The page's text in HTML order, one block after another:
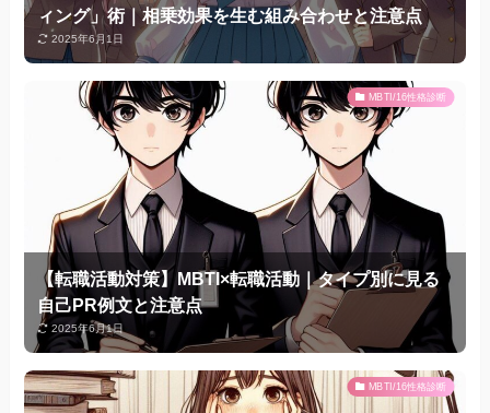
ィング」術｜相乗効果を生む組み合わせと注意点
2025年6月1日
MBTI/16性格診断
【転職活動対策】MBTI×転職活動｜タイプ別に見る
自己PR例文と注意点
2025年6月1日
MBTI/16性格診断